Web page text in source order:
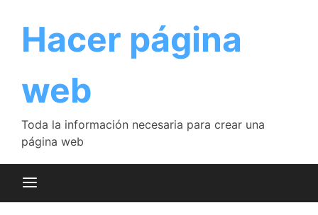
contenido
Hacer página
web
Toda la información necesaria para crear una
página web